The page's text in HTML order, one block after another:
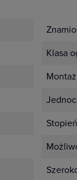
Klasa